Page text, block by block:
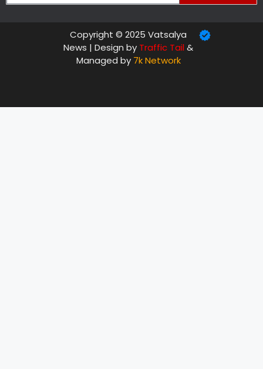
Copyright © 2025 Vatsalya
News | Design by Traffic Tail&
Managed by 7k Network